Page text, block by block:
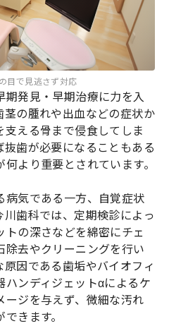
目で見逃さず対応
発見・早期治療に力を入
の腫れや出血などの症状か
える骨まで侵食してしま
歯が必要になることもある
より重要とされています。
気である一方、自覚症状
歯科では、定期検診によっ
の深さなどを綿密にチェ
除去やクリーニングを行い
因である歯垢やバイオフィ
ンディジェットαによるケ
ジを与えず、微細な汚れ
きます。